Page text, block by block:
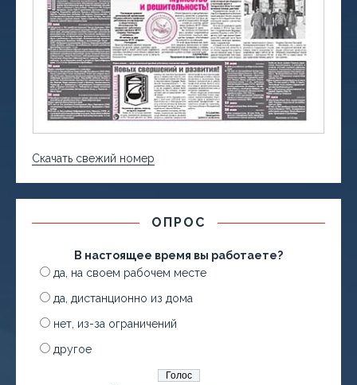
Скачать свежий номер
ОПРОС
В настоящее время вы работаете?
да, на своем рабочем месте
да, дистанционно из дома
нет, из-за ограничений
другое